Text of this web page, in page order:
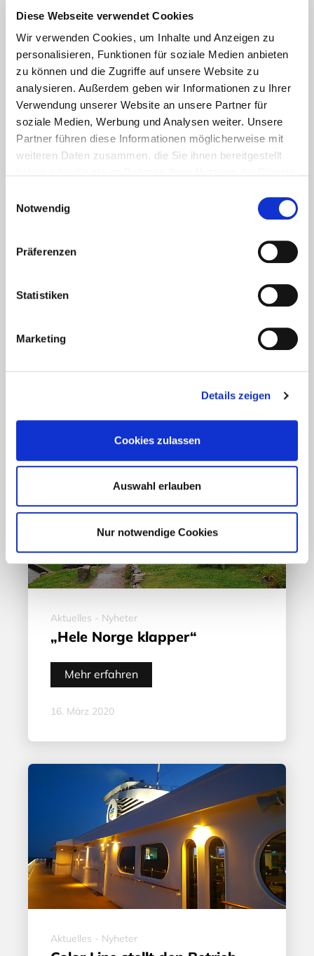
Diese Webseite verwendet Cookies
Wir verwenden Cookies, um Inhalte und Anzeigen zu
personalisieren, Funktionen für soziale Medien anbieten
zu können und die Zugriffe auf unsere Website zu
analysieren. Außerdem geben wir Informationen zu Ihrer
Verwendung unserer Website an unsere Partner für
soziale Medien, Werbung und Analysen weiter. Unsere
Partner führen diese Informationen möglicherweise mit
weiteren Daten zusammen, die Sie ihnen bereitgestellt
Notwendig
Präferenzen
Statistiken
Marketing
Details zeigen
Cookies zulassen
Auswahl erlauben
Nur notwendige Cookies
Lesetipps
UNSERE EMPFEHLUNGEN
Coronavirus in Norwegen –
Osten?
Aktuelles - Nyheter
„Hele Norge klapper“
Mehr erfahren
16. März 2020
Aktuelles - Nyheter